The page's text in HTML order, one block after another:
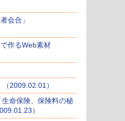
会合」
作るWeb素材
2009.02.01）
命保険、保険料の秘
）